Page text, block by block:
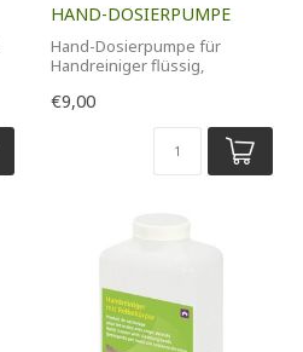
HAND-DOSIERPUMPE
Hand-Dosierpumpe für
Handreiniger flüssig,
Universalr...
€9,00